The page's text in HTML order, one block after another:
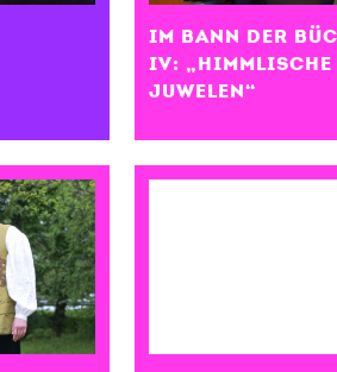
IM BANN DER
IV: „HIMMLISCHE
JUWELEN“